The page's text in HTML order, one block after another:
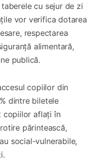
cu sejur de zi
vor verifica dotarea
respectarea
alimentară,
publică.
copiilor din
dintre biletele
copiilor aflați în
părintească,
social-vulnerabile,